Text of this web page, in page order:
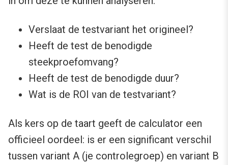
Verslaat de testvariant het origineel?
Heeft de test de benodigde
steekproefomvang?
Heeft de test de benodigde duur?
Wat is de ROI van de testvariant?
Als kers op de taart geeft de calculator een
officieel oordeel: is er een significant verschil
tussen variant A (je controlegroep) en variant B